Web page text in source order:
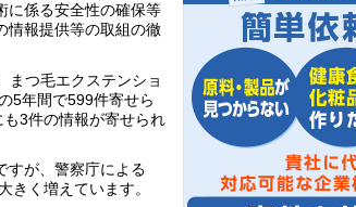
に係る安全性の確保等
情報提供等の取組の徹
まつ毛エクステンショ
5年間で599件寄せら
3件の情報が寄せられ
すが、警察庁による
きく増えています。